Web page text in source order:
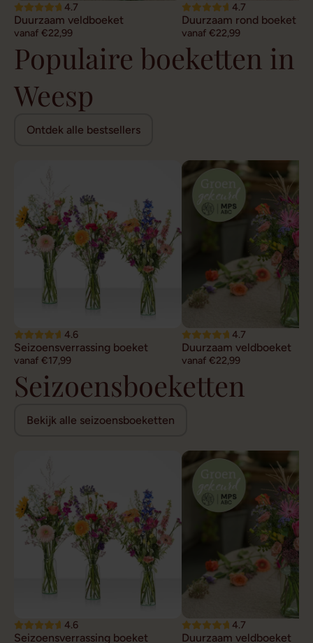
4.7
Duurzaam veldboeket
vanaf €22,99
4.7
Duurzaam rond boeket
vanaf €22,99
Populaire boeketten in
Weesp
Ontdek alle bestsellers
4.6
Seizoensverrassing boeket
vanaf €17,99
4.7
Duurzaam veldboeket
vanaf €22,99
Seizoensboeketten
Bekijk alle seizoensboeketten
4.6
Seizoensverrassing boeket
4.7
Duurzaam veldboeket